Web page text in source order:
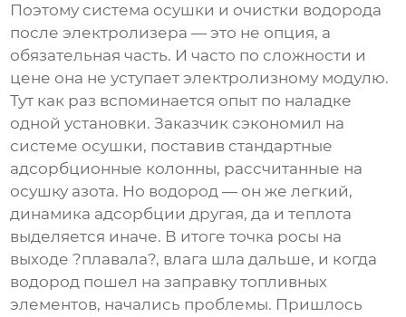
Поэтому система осушки и очистки водорода
после электролизера — это не опция, а
обязательная часть. И часто по сложности и
цене она не уступает электролизному модулю.
Тут как раз вспоминается опыт по наладке
одной установки. Заказчик сэкономил на
системе осушки, поставив стандартные
адсорбционные колонны, рассчитанные на
осушку азота. Но водород — он же легкий,
динамика адсорбции другая, да и теплота
выделяется иначе. В итоге точка росы на
выходе ?плавала?, влага шла дальше, и когда
водород пошел на заправку топливных
элементов, начались проблемы. Пришлось